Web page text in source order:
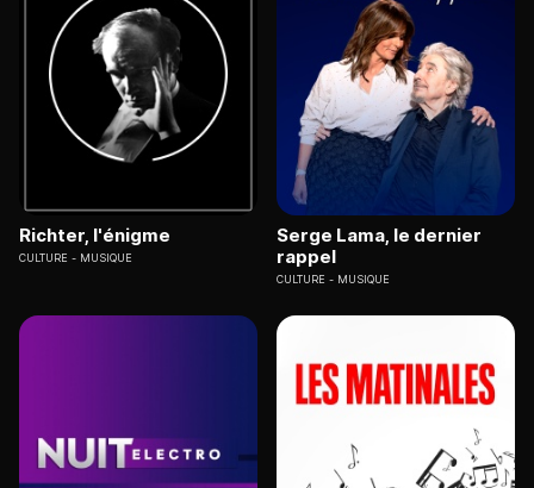
Richter, l'énigme
CULTURE MUSIQUE
Serge Lama, le dernier
rappel
CULTURE MUSIQUE